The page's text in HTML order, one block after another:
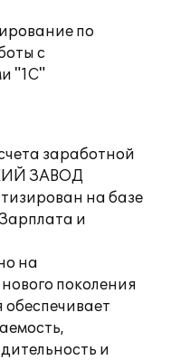
по
с
"1С"
заработной
ЗАВОД
на базе
и
на
поколения
и